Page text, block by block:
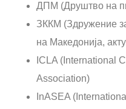
ДПМ (Друштво на
ЗККМ (Здружение
на Македонија,
ICLA (International
Association)
InASEA